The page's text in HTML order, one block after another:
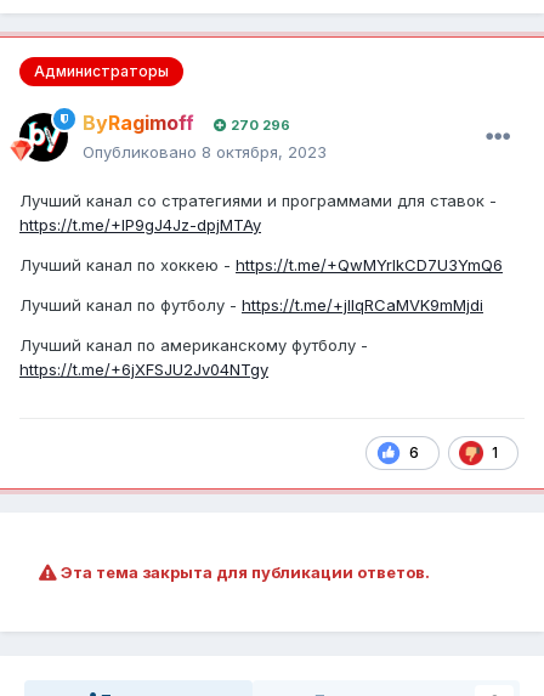
Администраторы
ByRagimoff 270 296
Опубликовано 8 октября, 2023
Лучший канал со стратегиями и программами для ставок -
https://t.me/+IP9gJ4Jz-dpjMTAy
Лучший канал по хоккею - https://t.me/+QwMYrlkCD7U3YmQ6
Лучший канал по футболу - https://t.me/+jlIqRCaMVK9mMjdi
Лучший канал по американскому футболу -
https://t.me/+6jXFSJU2Jv04NTgy
6 1
Эта тема закрыта для публикации ответов.